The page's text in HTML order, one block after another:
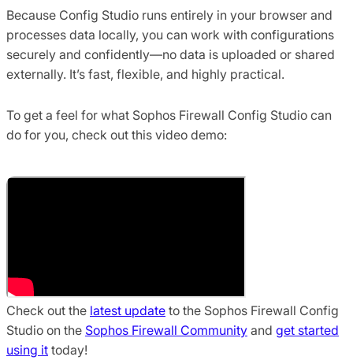
Because Config Studio runs entirely in your browser and
processes data locally, you can work with configurations
securely and confidently—no data is uploaded or shared
externally. It’s fast, flexible, and highly practical.
To get a feel for what Sophos Firewall Config Studio can
do for you, check out this video demo:
Check out the latest update to the Sophos Firewall Config
Studio on the Sophos Firewall Community and get started
using it today!